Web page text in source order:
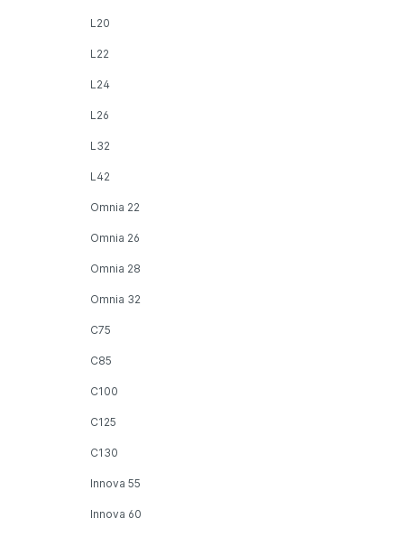
L20
L22
L24
L26
L32
L42
Omnia 22
Omnia 26
Omnia 28
Omnia 32
C75
C85
C100
C125
C130
Innova 55
Innova 60